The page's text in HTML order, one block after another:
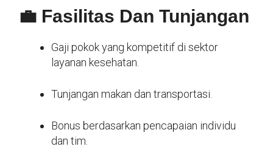
💼 Fasilitas Dan Tunjangan
Gaji pokok yang kompetitif di sektor
layanan kesehatan.
Tunjangan makan dan transportasi.
Bonus berdasarkan pencapaian individu
dan tim.